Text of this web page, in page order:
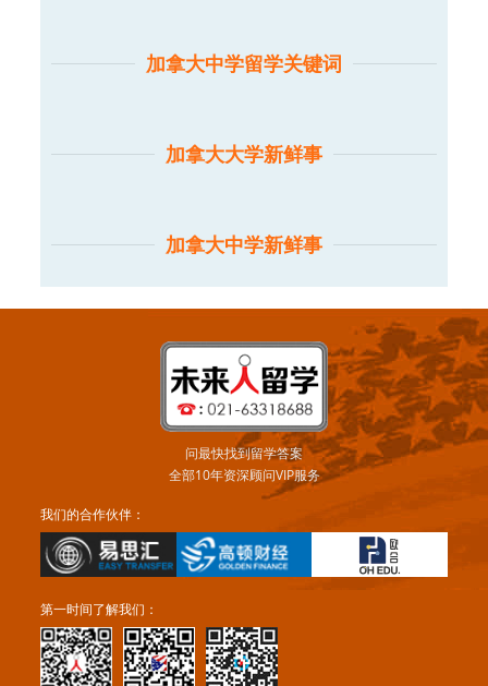
加拿大中学留学关键词
加拿大大学新鲜事
加拿大中学新鲜事
问最快找到留学答案
全部10年资深顾问VIP服务
我们的合作伙伴：
第一时间了解我们：